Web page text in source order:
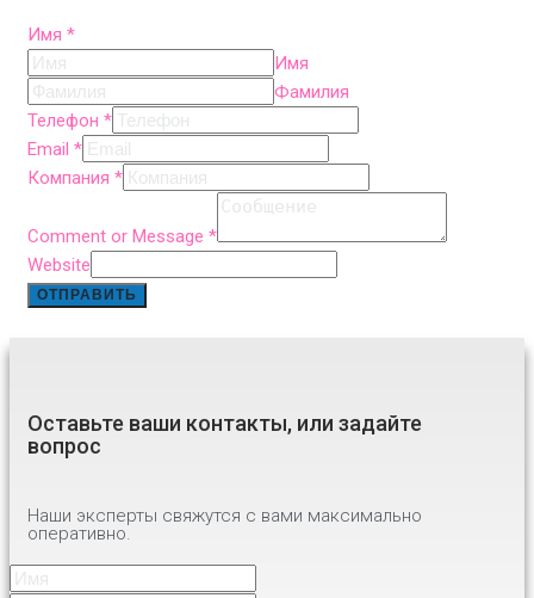
Имя *
Имя
Фамилия
Телефон *
Email *
Компания *
Comment or Message *
Website
ОТПРАВИТЬ
Оставьте ваши контакты, или задайте
вопрос
Наши эксперты свяжутся с вами максимально
оперативно.